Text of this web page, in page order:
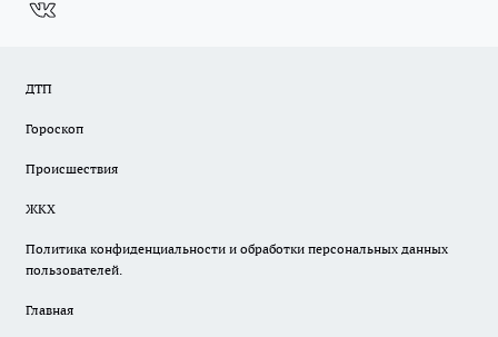
ДТП
Гороскоп
Происшествия
ЖКХ
Политика конфиденциальности и обработки персональных данных
пользователей.
Главная